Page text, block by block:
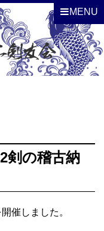
MENU
剣の稽古納
催しました。